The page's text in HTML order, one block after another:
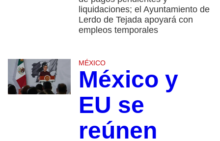
liquidaciones; el Ayuntamiento de
Lerdo de Tejada apoyará con
empleos temporales
MÉXICO
México y
EU se
reúnen